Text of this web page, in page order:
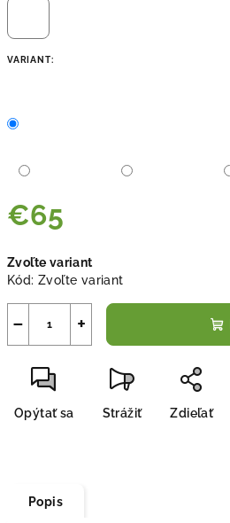
VARIANT:
€65
cena:
Zvoľte variant
Kód: Zvoľte variant
+
−
Opýtať sa Strážiť Zdieľať
Popis